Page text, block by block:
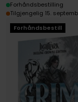
Forhåndsbestill
Forhåndsbestilling
Tilgjengelig 15.